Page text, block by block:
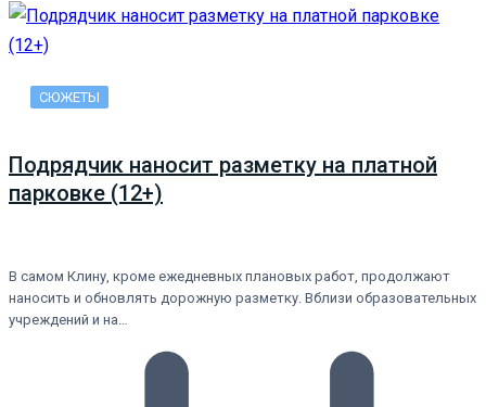
СЮЖЕТЫ
Подрядчик наносит разметку на платной
парковке (12+)
В самом Клину, кроме ежедневных плановых работ, продолжают
наносить и обновлять дорожную разметку. Вблизи образовательных
учреждений и на…